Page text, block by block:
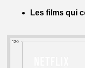
Les films qui